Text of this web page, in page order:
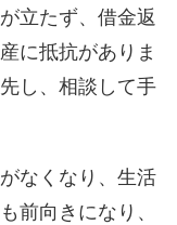
立たず、借金返
に抵抗がありま
し、相談して手
なくなり、生活
前向きになり、